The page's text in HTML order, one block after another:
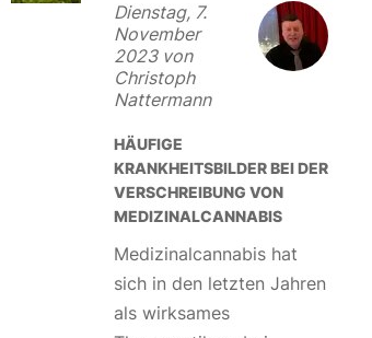
Dienstag, 7.
November
2023 von
Christoph
Nattermann
HÄUFIGE
KRANKHEITSBILDER BEI DER
VERSCHREIBUNG VON
MEDIZINALCANNABIS
Medizinalcannabis hat
sich in den letzten Jahren
als wirksames